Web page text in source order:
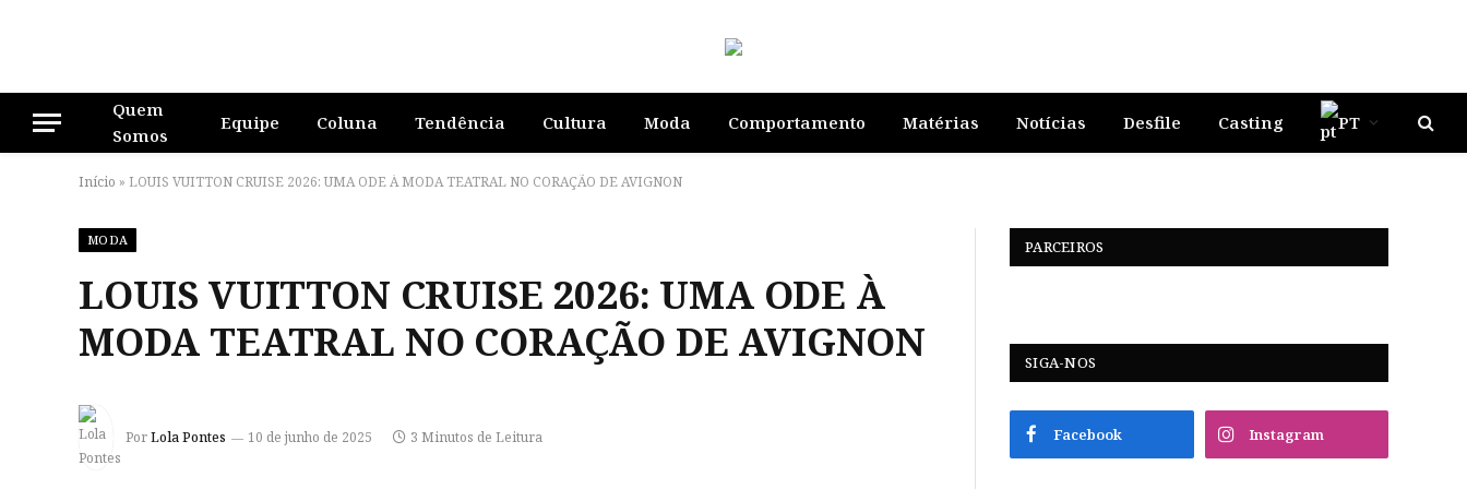
Quem
Somos
Equipe Coluna Tendência Cultura Moda Comportamento Matérias Notícias Desfile Casting PT
Início » LOUIS VUITTON CRUISE 2026: UMA ODE À MODA TEATRAL NO CORAÇÃO DE AVIGNON
MODA
LOUIS VUITTON CRUISE 2026: UMA ODE À
MODA TEATRAL NO CORAÇÃO DE AVIGNON
PorLola Pontes 10 de junho de 2025 3 Minutos de Leitura
PARCEIROS
SIGA-NOS
Facebook Instagram